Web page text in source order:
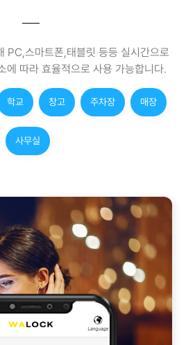
PC,스마트폰,태블릿 등등 실시간으로
에 따라 효율적으로 사용 가능합니다.
학교 창고 주차장 매장
사무실